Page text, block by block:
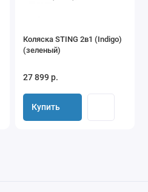
Коляска STING 2в1 (Indigo)
(зеленый)
27 899 р.
Купить